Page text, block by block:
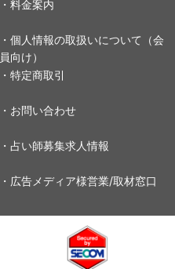
・料金案内
・個人情報の取扱いについて（会
員向け）
・特定商取引
・お問い合わせ
・占い師募集求人情報
・広告メディア様営業/取材窓口